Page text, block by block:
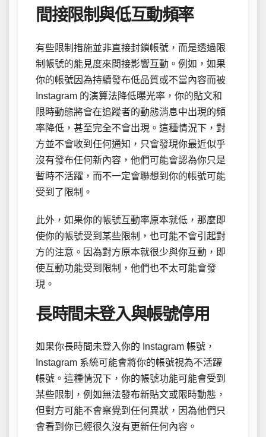
間接限制與低互動頻率
有些限制措施並非直接封鎖帳號，而是透過限
制帳號的能見度來間接影響互動。例如，如果
你的帳號因為持續發布低品質或不當內容而被
Instagram 的演算法降低曝光率，你的貼文和
限時動態將會在追蹤者的動態消息中出現的頻
率降低，甚至完全不會出現。這種情況下，對
方並不會收到任何通知，只會發現你最近似乎
沒有發布任何新內容，他們可能會認為你只是
暫時不活躍，而不一定會聯想到你的帳號可能
受到了限制。
此外，如果你的帳號互動率原本就低，那麼即
使你的帳號受到某些限制，也可能不會引起對
方的注意。因為對方原本就很少與你互動，即
使互動功能受到限制，他們也不太可能會發
現。
長時間未登入與帳號停用
如果你長時間未登入你的 Instagram 帳號，
Instagram 系統可能會將你的帳號視為不活躍
帳號。這種情況下，你的帳號功能可能會受到
某些限制，例如無法發布新貼文或限時動態，
但對方可能不會察覺到任何異狀，因為他們只
會看到你已經很久沒有更新任何內容。